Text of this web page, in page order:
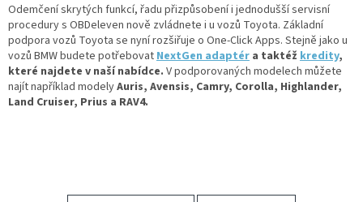
Odemčení skrytých funkcí, řadu přizpůsobení i jednodušší servisní
procedury s OBDeleven nově zvládnete i u vozů Toyota. Základní
podpora vozů Toyota se nyní rozšiřuje o One-Click Apps. Stejně jako u
vozů BMW budete potřebovat NextGen adaptér a taktéž kredity,
které najdete v naší nabídce. V podporovaných modelech můžete
najít například modelyAuris, Avensis, Camry, Corolla, Highlander,
Land Cruiser, Prius a RAV4.